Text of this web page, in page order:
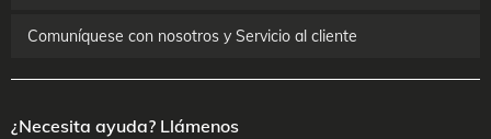
Comuníquese con nosotros y Servicio al cliente
¿Necesita ayuda? Llámenos